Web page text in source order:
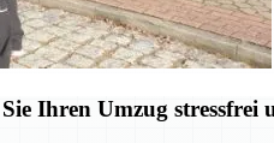
Ihren Umzug stressfrei